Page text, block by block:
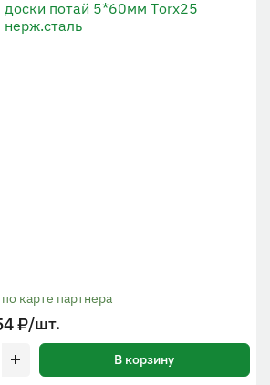
доски потай 5*60мм Тorx25
нерж.сталь
по карте партнера
₽/шт.
В корзину